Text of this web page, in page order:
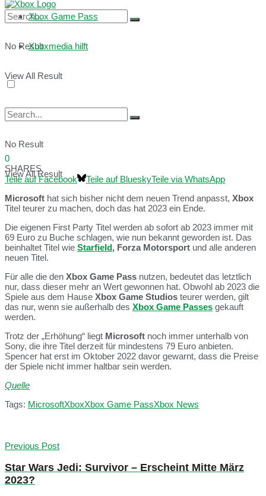
No Result
View All Result
Xbox Game Pass
Xboxmedia hilft
No Result
View All Result
0
SHARES
Teile auf Facebook
Teile auf BlueskyTeile via WhatsApp
Microsoft hat sich bisher nicht dem neuen Trend anpasst, Xbox
Titel teurer zu machen, doch das hat 2023 ein Ende.
Die eigenen First Party Titel werden ab sofort ab 2023 immer mit
69 Euro zu Buche schlagen, wie nun bekannt geworden ist. Das
beinhaltet Titel wie Starfield, Forza Motorsport und alle anderen
neuen Titel.
Für alle die den Xbox Game Pass nutzen, bedeutet das letztlich
nur, dass dieser mehr an Wert gewonnen hat. Obwohl ab 2023 die
Spiele aus dem Hause Xbox Game Studios teurer werden, gilt
das nur, wenn sie außerhalb des Xbox Game Passes gekauft
werden.
Trotz der „Erhöhung“ liegt Microsoft noch immer unterhalb von
Sony, die ihre Titel derzeit für mindestens 79 Euro anbieten.
Spencer hat erst im Oktober 2022 davor gewarnt, dass die Preise
der Spiele nicht immer haltbar sein werden.
Quelle
Tags: MicrosoftXboxXbox Game PassXbox News
Previous Post
Star Wars Jedi: Survivor – Erscheint Mitte März
2023?